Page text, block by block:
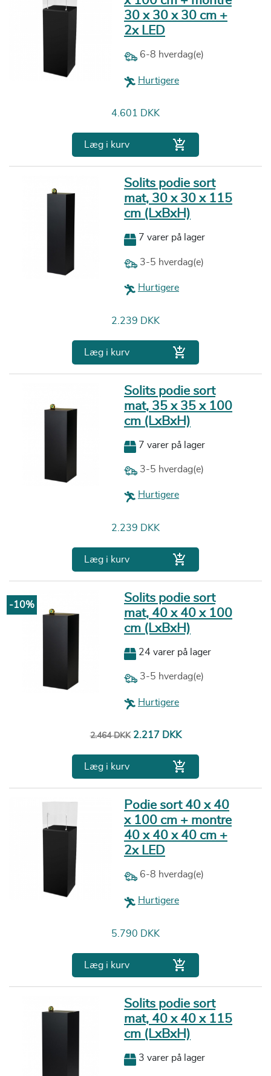
30 x 30 x 30 cm +
2x LED
6-8 hverdag(e)
Hurtigere
Pris
4.601 DKK
Læg i kurv 
Solits podie sort
mat, 30 x 30 x 115
cm (LxBxH)
7 varer på lager
3-5 hverdag(e)
Hurtigere
Pris
2.239 DKK
Læg i kurv 
Solits podie sort
mat, 35 x 35 x 100
cm (LxBxH)
7 varer på lager
3-5 hverdag(e)
Hurtigere
Pris
2.239 DKK
Læg i kurv 
Solits podie sort
mat, 40 x 40 x 100
cm (LxBxH)
24 varer på lager
3-5 hverdag(e)
Hurtigere
Normalpris
2.464 DKK Pris
2.217 DKK
Læg i kurv 
-10%
Podie sort 40 x 40
x 100 cm + montre
40 x 40 x 40 cm +
2x LED
6-8 hverdag(e)
Hurtigere
Pris
5.790 DKK
Læg i kurv 
Solits podie sort
mat, 40 x 40 x 115
cm (LxBxH)
3 varer på lager